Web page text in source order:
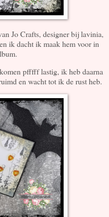
Jo Crafts, designer bij lavinia,
ik dacht ik maak hem voor in
pfffff lastig, ik heb daarna
en wacht tot ik de rust heb.